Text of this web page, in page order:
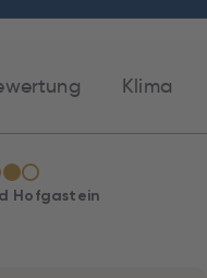
Klima
★☆
Hofgastein